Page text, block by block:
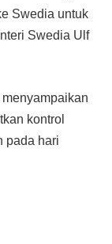
Swedia untuk
Swedia Ulf
kontrol
pada hari